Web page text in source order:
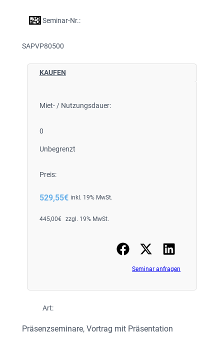
Seminar-Nr.:
SAPVP80500
KAUFEN
Miet- / Nutzungsdauer:
0
Unbegrenzt
Preis:
529,55€ inkl. 19% MwSt.
445,00€ zzgl. 19% MwSt.
Seminar anfragen
Art:
Präsenzseminare, Vortrag mit Präsentation